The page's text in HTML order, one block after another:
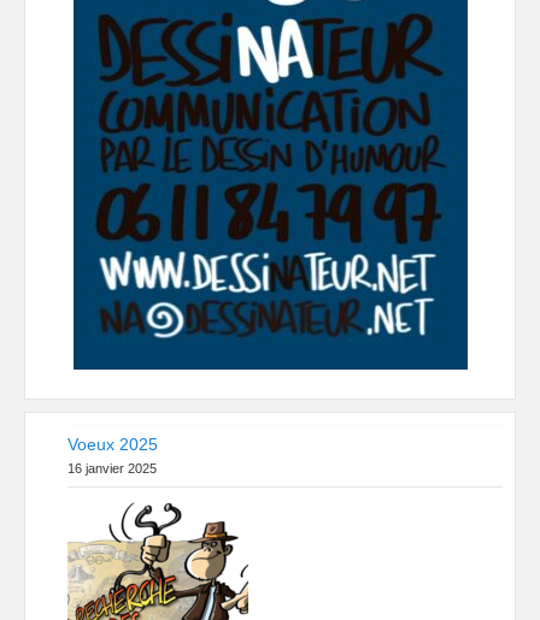
Voeux 2025
16 janvier 2025